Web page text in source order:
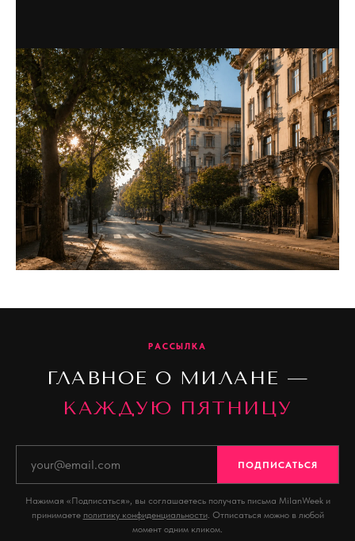
РАССЫЛКА
ГЛАВНОЕ О МИЛАНЕ —
КАЖДУЮ ПЯТНИЦУ
ПОДПИСАТЬСЯ
Нажимая «Подписаться», вы соглашаетесь получать письма MilanWeek и
принимаете политику конфиденциальности. Отписаться можно в любой
момент одним кликом.